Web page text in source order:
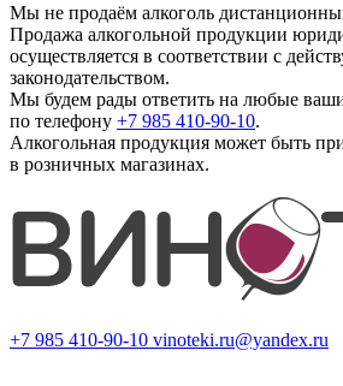
Мы не продаём алкоголь
Продажа алкогольной продукции
осуществляется в соответствии с
законодательством.
Мы будем рады ответить на любые
по телефону +7 985 410-90-10.
Алкогольная продукция может быть
в розничных магазинах.
+7 985 410-90-10 vinoteki.ru@yandex.ru